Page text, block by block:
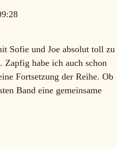
Sofie und Joe absolut toll zu
Zapfig habe ich auch schon
Fortsetzung der Reihe. Ob
Band eine gemeinsame